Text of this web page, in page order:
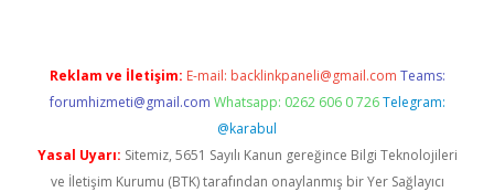
Reklam ve İletişim: E-mail: backlinkpaneli@gmail.com Teams:
forumhizmeti@gmail.com Whatsapp: 0262 606 0 726 Telegram:
@karabul
Yasal Uyarı: Sitemiz, 5651 Sayılı Kanun gereğince Bilgi Teknolojileri
ve İletişim Kurumu (BTK) tarafından onaylanmış bir Yer Sağlayıcı